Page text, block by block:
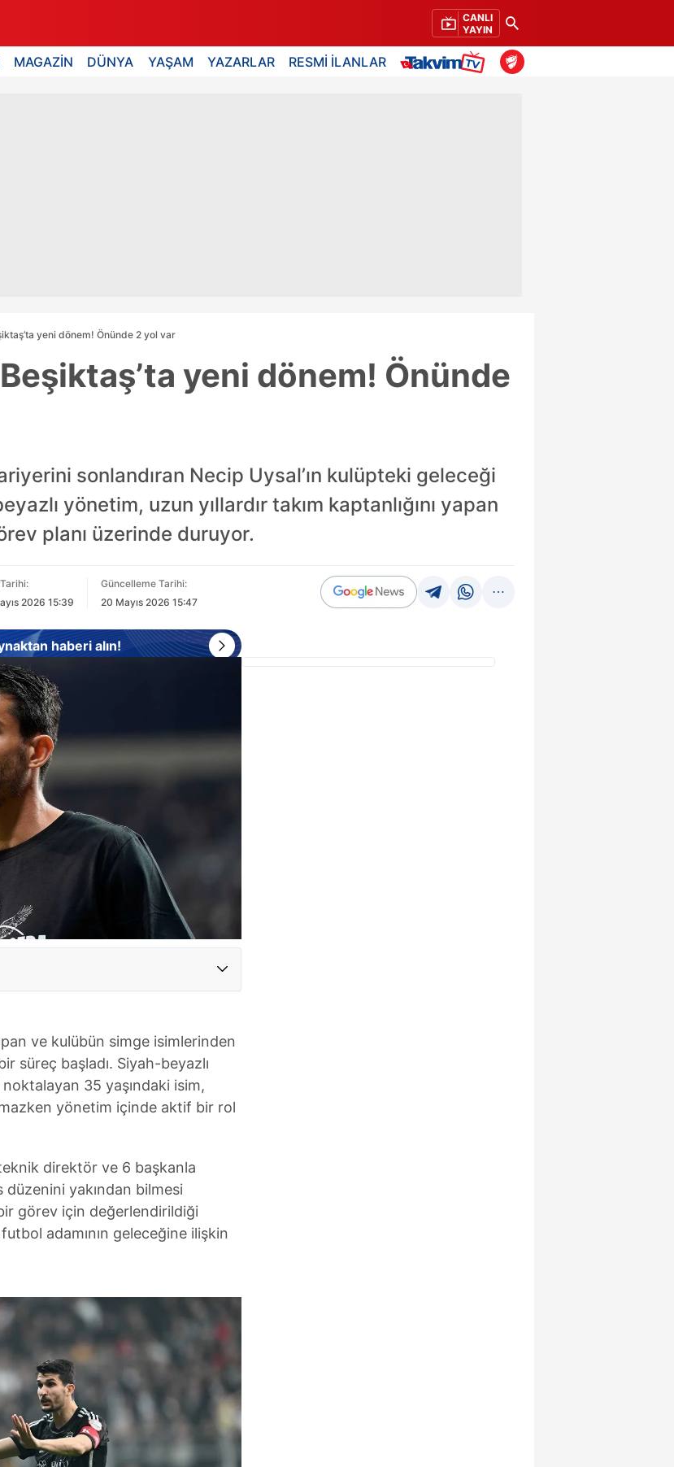
CANLI
YAYIN
MAGAZİN DÜNYA YAŞAM YAZARLAR RESMİ İLANLAR
yeni dönem! Önünde 2 yol var
yeni dönem! Önünde
sonlandıran Necip Uysal’ın kulüpteki geleceği
yönetim, uzun yıllardır takım kaptanlığını yapan
planı üzerinde duruyor.
2026 15:39
Güncelleme Tarihi:
20 Mayıs 2026 15:47
haberi alın!
ve kulübün simge isimlerinden
süreç başladı. Siyah-beyazlı
35 yaşındaki isim,
yönetim içinde aktif bir rol
direktör ve 6 başkanla
düzenini yakından bilmesi
görev için değerlendirildiği
adamının geleceğine ilişkin